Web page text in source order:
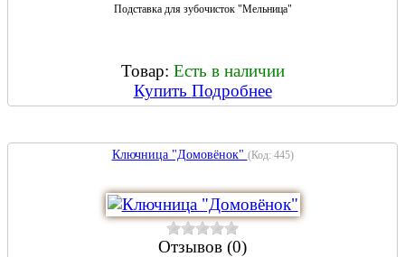
Подставка для зубочисток "Мельница"
Товар: Есть в наличии
Купить Подробнее
Ключница "Домовёнок" (Код: 445)
Отзывов (0)